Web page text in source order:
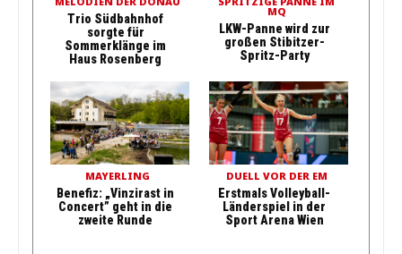
Trio Südbahnhof
sorgte für
Sommerklänge im
Haus Rosenberg
MQ
LKW-Panne wird zur
großen Stibitzer-
Spritz-Party
MAYERLING
Benefiz: „Vinzirast in
Concert” geht in die
zweite Runde
DUELL VOR DER EM
Erstmals Volleyball-
Länderspiel in der
Sport Arena Wien